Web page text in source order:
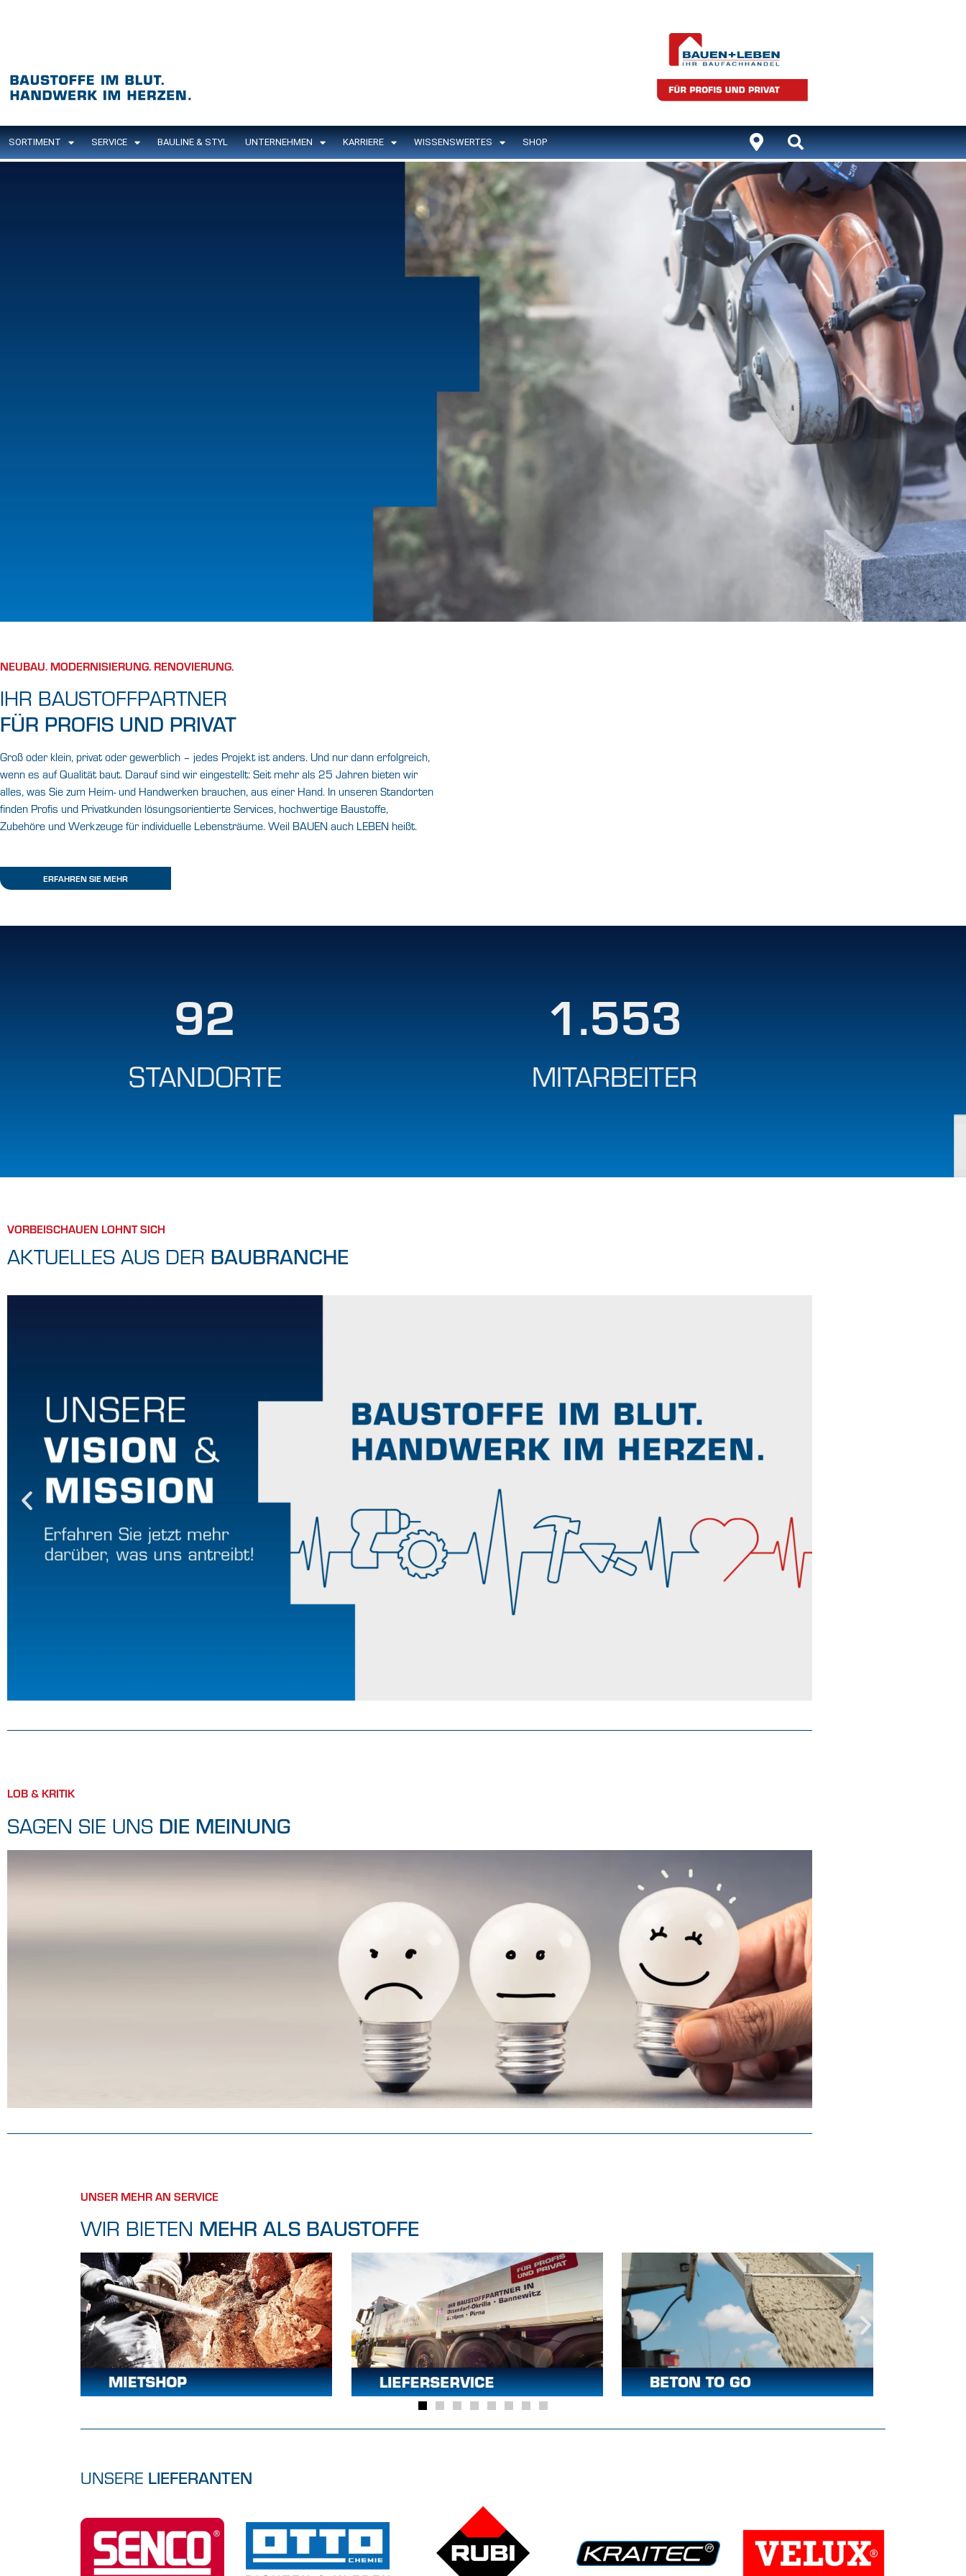
SORTIMENT SERVICE BAULINE & STYL UNTERNEHMEN KARRIERE WISSENSWERTES SHOP
IHR
BAUFACH-
HANDEL.
IHR STARKER PARTNER.
WEIL ES DRAUF
JETZT STANDORT FINDEN
NEUBAU. MODERNISIERUNG. RENOVIERUNG.
IHR BAUSTOFFPARTNER
FÜR PROFIS UND PRIVAT
Groß oder klein, privat oder gewerblich – jedes Projekt ist anders. Und nur dann erfolgreich,
wenn es auf Qualität baut. Darauf sind wir eingestellt: Seit mehr als 25 Jahren bieten wir
alles, was Sie zum Heim- und Handwerken brauchen, aus einer Hand. In unseren Standorten
finden Profis und Privatkunden lösungsorientierte Services, hochwertige Baustoffe,
Zubehöre und Werkzeuge für individuelle Lebensträume. Weil BAUEN auch LEBEN heißt.
ERFAHREN SIE MEHR
STANDORTE
92
MITARBEITER
1.553
VORBEISCHAUEN LOHNT SICH
AKTUELLES AUS DER BAUBRANCHE
LOB & KRITIK
SAGEN SIE UNS DIE MEINUNG
UNSER MEHR AN SERVICE
WIR BIETEN MEHR ALS BAUSTOFFE
UNSERE LIEFERANTEN